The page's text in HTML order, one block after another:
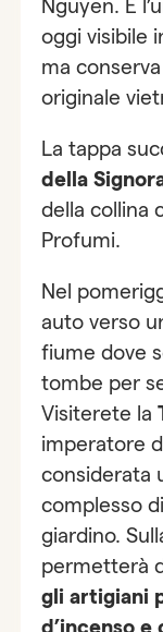
Nguyen. È
oggi visibile
ma
originale
La tappa
della
della collina
Profumi.
Nel
auto verso
fiume dove
tombe per
Visiterete la
imperatore
considerata
complesso
giardino.
permetterà
gli artigiani